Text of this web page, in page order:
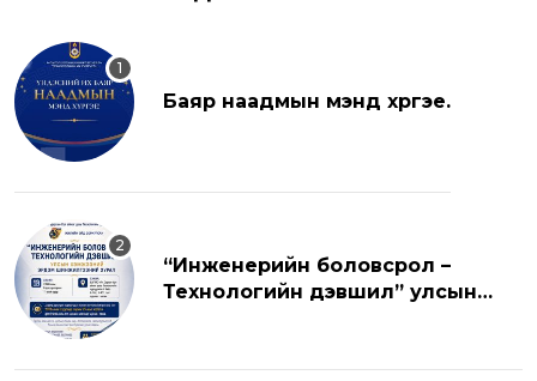
Баяр наадмын мэнд хүргэе.
“Инженерийн боловсрол –
Технологийн дэвшил” улсын